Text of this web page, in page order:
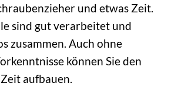
und etwas Zeit.
sind gut verarbeitet und
zusammen. Auch ohne
können Sie den
aufbauen.